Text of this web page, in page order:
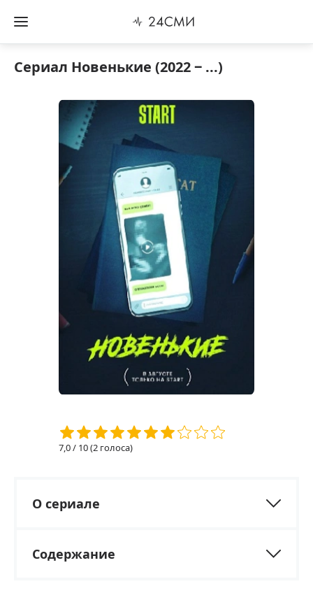
Сериал Новенькие (2022 ‒ ...)
7,0/ 10 (2 голоса)
О сериале
Содержание